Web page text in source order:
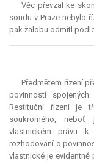
Věc převzal ke
soudu v Praze nebylo
pak žalobu odmítl
Předmětem řízení
povinností
Restituční řízení je
soukromého,
vlastnickém právu
rozhodování o
vlastnické je evidentně